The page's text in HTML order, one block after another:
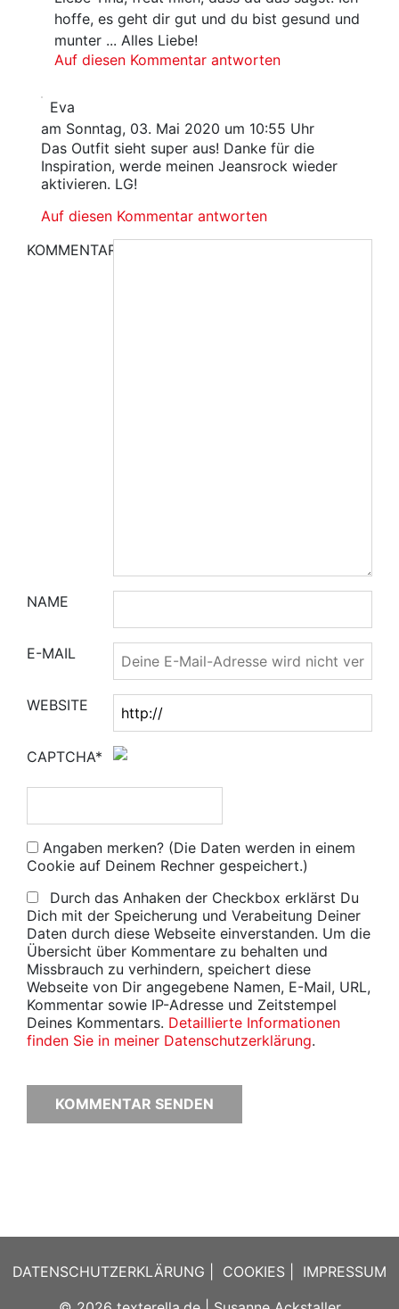
hoffe, es geht dir gut und du bist gesund und
munter ... Alles Liebe!
Auf diesen Kommentar antworten
Eva
am Sonntag, 03. Mai 2020 um 10:55 Uhr
Das Outfit sieht super aus! Danke für die
Inspiration, werde meinen Jeansrock wieder
aktivieren. LG!
Auf diesen Kommentar antworten
KOMMENTAR
NAME
E-MAIL
WEBSITE
CAPTCHA*
Angaben merken? (Die Daten werden in einem
Cookie auf Deinem Rechner gespeichert.)
Durch das Anhaken der Checkbox erklärst Du
Dich mit der Speicherung und Verabeitung Deiner
Daten durch diese Webseite einverstanden. Um die
Übersicht über Kommentare zu behalten und
Missbrauch zu verhindern, speichert diese
Webseite von Dir angegebene Namen, E-Mail, URL,
Kommentar sowie IP-Adresse und Zeitstempel
Deines Kommentars. Detaillierte Informationen
finden Sie in meiner Datenschutzerklärung.
DATENSCHUTZERKLÄRUNG COOKIES
IMPRESSUM